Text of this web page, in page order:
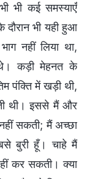
भी कई समस्याएँ
दौरान भी यही हुआ
नहीं लिया था,
थे। कड़ी मेहनत के
पंक्ति में खड़ी थी,
थी। इससे मैं और
सकती; मैं अच्छा
बुरी हूँ। चाहे मैं
कर सकती। क्या